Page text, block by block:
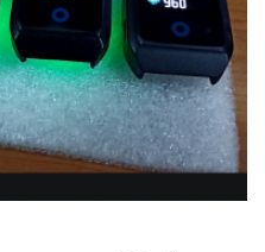
LINE EMAIL